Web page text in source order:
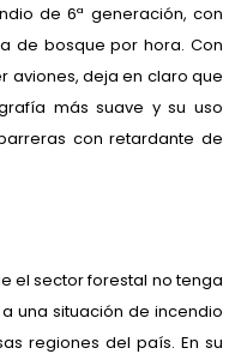
de 6ª generación, con
de bosque por hora. Con
aviones, deja en claro que
más suave y su uso
con retardante de
el sector forestal no tenga
una situación de incendio
regiones del país. En su